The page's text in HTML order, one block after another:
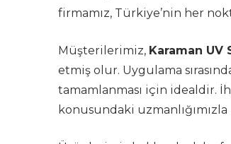
firmamız, Türkiye’nin her
Müşterilerimiz, Karaman UV
etmiş olur. Uygulama
tamamlanması için idealdir.
konusundaki uzmanlığımızla